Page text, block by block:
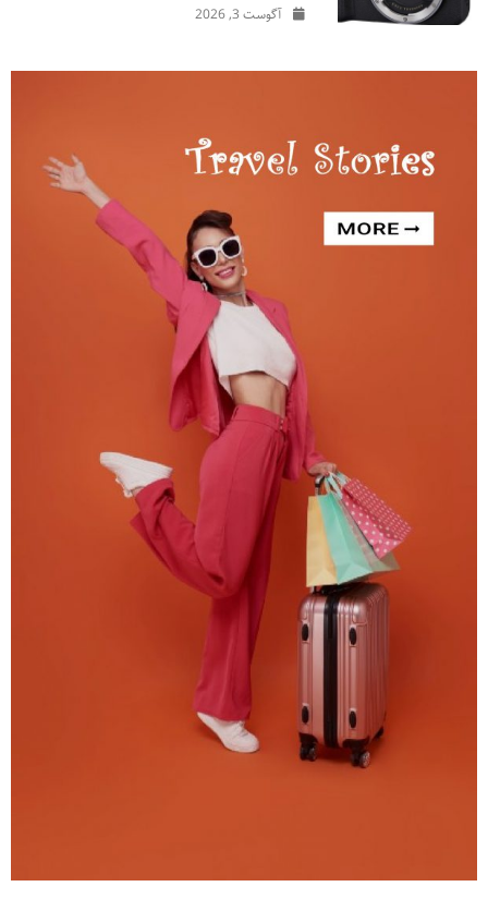
آگوست 3, 2026